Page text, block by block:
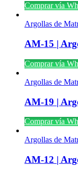
Comprar vía
Argollas de
AM-15 |
Comprar vía
Argollas de
AM-19 |
Comprar vía
Argollas de
AM-12 |